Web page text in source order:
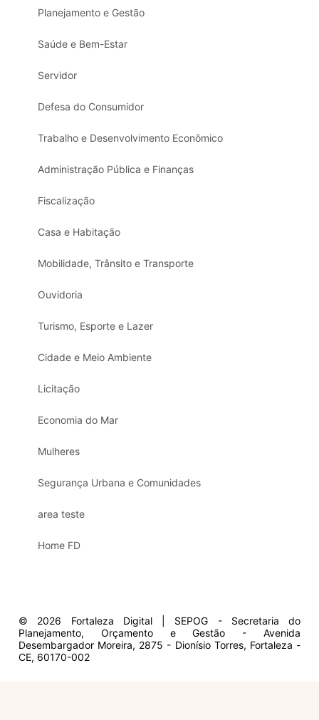
Planejamento e Gestão
Saúde e Bem-Estar
Servidor
Defesa do Consumidor
Trabalho e Desenvolvimento Econômico
Administração Pública e Finanças
Fiscalização
Casa e Habitação
Mobilidade, Trânsito e Transporte
Ouvidoria
Turismo, Esporte e Lazer
Cidade e Meio Ambiente
Licitação
Economia do Mar
Mulheres
Segurança Urbana e Comunidades
area teste
Home FD
© 2026 Fortaleza Digital | SEPOG - Secretaria do
Planejamento, Orçamento e Gestão - Avenida
Desembargador Moreira, 2875 - Dionísio Torres, Fortaleza -
CE, 60170-002